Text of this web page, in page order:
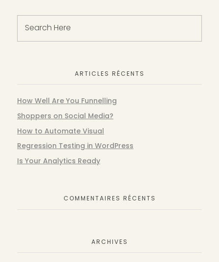
ARTICLES RÉCENTS
How Well Are You Funnelling
Shoppers on Social Media?
How to Automate Visual
Regression Testing in WordPress
Is Your Analytics Ready
COMMENTAIRES RÉCENTS
ARCHIVES